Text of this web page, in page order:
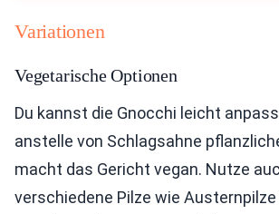
Variationen
Vegetarische Optionen
Du kannst die Gnocchi leicht
anstelle von Schlagsahne
macht das Gericht vegan. Nutze
verschiedene Pilze wie